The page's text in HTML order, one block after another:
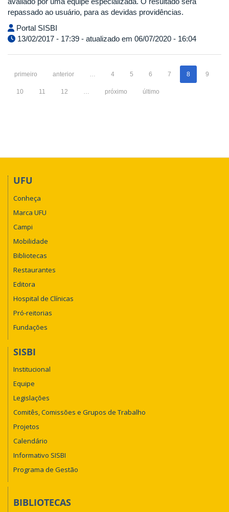
repassado ao usuário, para as devidas providências.
Portal SISBI
13/02/2017 - 17:39 - atualizado em 06/07/2020 - 16:04
primeiro anterior … 4 5 6 7 8 9
10 11 12 … próximo último
UFU
Conheça
Marca UFU
Campi
Mobilidade
Bibliotecas
Restaurantes
Editora
Hospital de Clínicas
Pró-reitorias
Fundações
SISBI
Institucional
Equipe
Legislações
Comitês, Comissões e Grupos de Trabalho
Projetos
Calendário
Informativo SISBI
Programa de Gestão
BIBLIOTECAS